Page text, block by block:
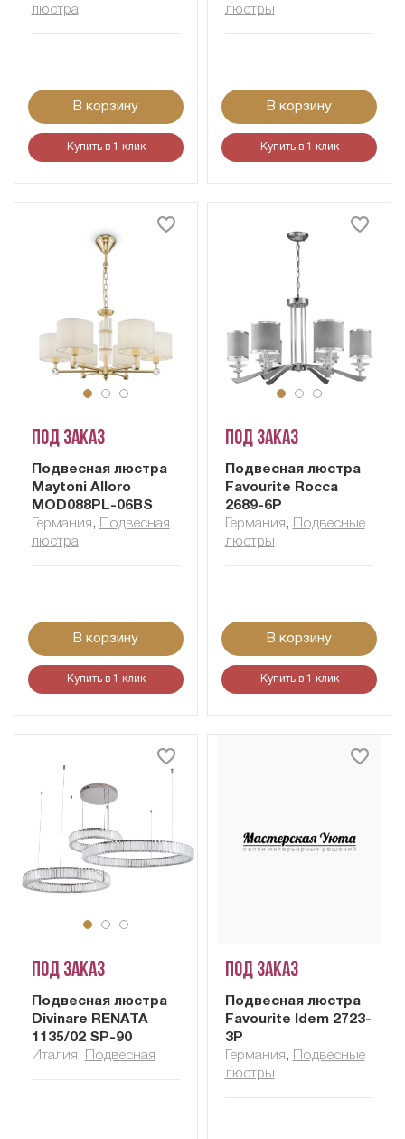
люстра
В корзину
Купить в 1 клик
люстры
В корзину
Купить в 1 клик
Под заказ
Подвесная люстра
Maytoni Alloro
MOD088PL-06BS
Германия ,
Подвесная
люстра
В корзину
Купить в 1 клик
Под заказ
Подвесная люстра
Favourite Rocca
2689-6P
Германия ,
Подвесные
люстры
В корзину
Купить в 1 клик
Под заказ
Подвесная люстра
Divinare RENATA
1135/02 SP-90
Италия , Подвесная
Под заказ
Подвесная люстра
Favourite Idem 2723-
3P
Германия ,
Подвесные
люстры